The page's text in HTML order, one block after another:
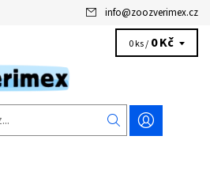
info@zoozverimex.cz
0 ks / 0 Kč